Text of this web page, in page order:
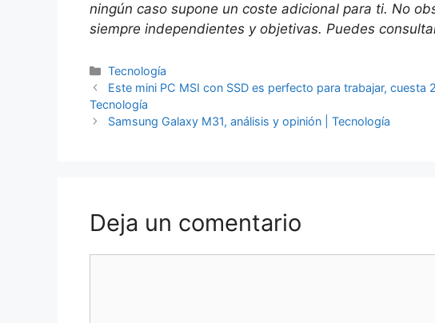
ningún caso supone un coste adicional para ti. No
siempre independientes y objetivas. Puedes
Categorías
Tecnología
Este mini PC MSI con SSD es perfecto para trabajar, cuesta
Tecnología
Samsung Galaxy M31, análisis y opinión | Tecnología
Deja un comentario